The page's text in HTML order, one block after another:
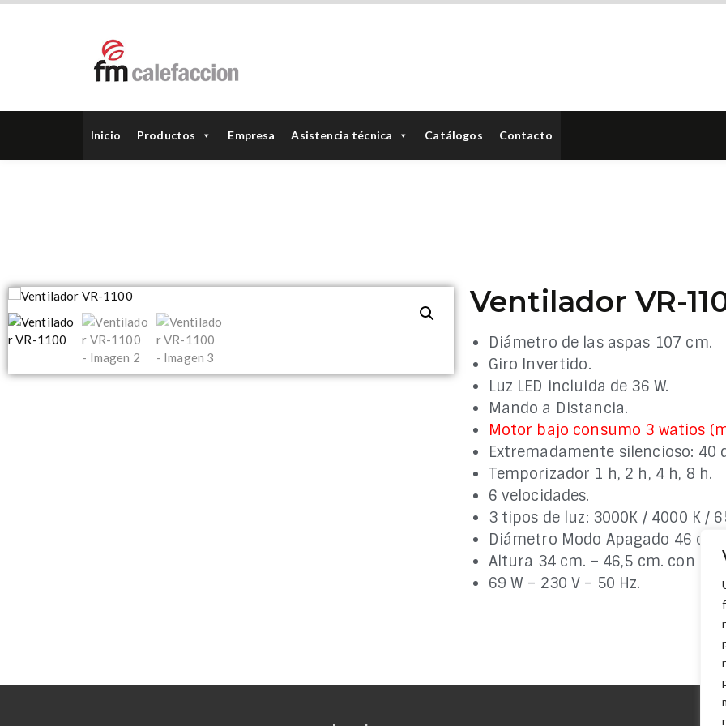
Inicio Productos Empresa Asistencia técnica Catálogos Contacto
Ventilador VR-
Diámetro de las aspas 107 cm.
Giro Invertido.
Luz LED incluida de 36 W.
Mando a Distancia.
Motor bajo consumo 3 watios
Extremadamente silencioso: 40
Temporizador 1 h, 2 h, 4 h, 8 h.
6 velocidades.
3 tipos de luz: 3000K / 4000 K /
Diámetro Modo Apagado 46 cm.
Altura 34 cm. – 46,5 cm. con
69 W – 230 V – 50 Hz.